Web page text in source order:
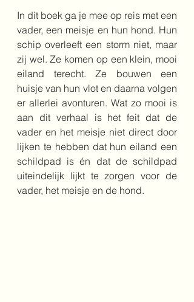
In dit boek ga je mee op reis met een
vader, een meisje en hun hond. Hun
schip overleeft een storm niet, maar
zij wel. Ze komen op een klein, mooi
eiland terecht. Ze bouwen een
huisje van hun vlot en daarna volgen
er allerlei avonturen. Wat zo mooi is
aan dit verhaal is het feit dat de
vader en het meisje niet direct door
lijken te hebben dat hun eiland een
schildpad is én dat de schildpad
uiteindelijk lijkt te zorgen voor de
vader, het meisje en de hond.